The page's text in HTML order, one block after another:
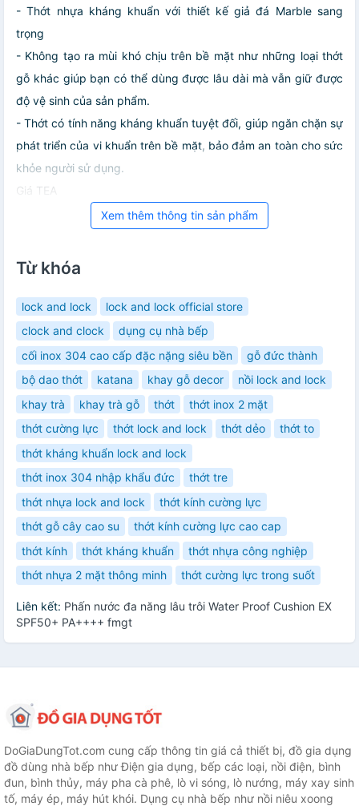
- Thớt nhựa kháng khuẩn với thiết kế giả đá Marble sang
trọng
- Không tạo ra mùi khó chịu trên bề mặt như những loại thớt
gỗ khác giúp bạn có thể dùng được lâu dài mà vẫn giữ được
độ vệ sinh của sản phẩm.
- Thớt có tính năng kháng khuẩn tuyệt đối, giúp ngăn chặn sự
phát triển của vi khuẩn trên bề mặt, bảo đảm an toàn cho sức
khỏe người sử dụng.
Giá TEA
Xem thêm thông tin sản phẩm
Từ khóa
lock and lock
lock and lock official store
clock and clock
dụng cụ nhà bếp
cối inox 304 cao cấp đặc nặng siêu bền
gỗ đức thành
bộ dao thớt
katana khay gỗ decor
nồi lock and lock
khay trà
khay trà gỗ thớt
thớt inox 2 mặt
thớt cường lực
thớt lock and lock thớt dẻo
thớt to
thớt kháng khuẩn lock and lock
thớt inox 304 nhập khẩu đức
thớt tre
thớt nhựa lock and lock
thớt kính cường lực
thớt gỗ cây cao su
thớt kính cường lực cao cap
thớt kính
thớt kháng khuẩn
thớt nhựa công nghiệp
thớt nhựa 2 mặt thông minh
thớt cường lực trong suốt
Liên kết: Phấn nước đa năng lâu trôi Water Proof Cushion EX
SPF50+ PA++++ fmgt
DoGiaDungTot.com cung cấp thông tin giá cả thiết bị, đồ gia dụng
đồ dùng nhà bếp như Điện gia dụng, bếp các loại, nồi điện, bình
đun, bình thủy, máy pha cà phê, lò vi sóng, lò nướng, máy xay sinh
tố, máy ép, máy hút khói. Dụng cụ nhà bếp như nồi niêu xoong